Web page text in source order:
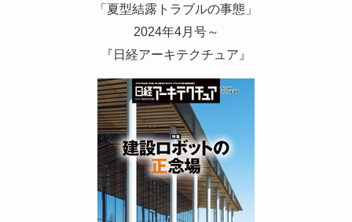
「夏型結露トラブルの事態」
2024年4月号～
『日経アーキテクチュア』